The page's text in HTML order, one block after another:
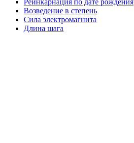
Реинкарнация по дате рождения
Возведение в степень
Сила электромагнита
Длина шага